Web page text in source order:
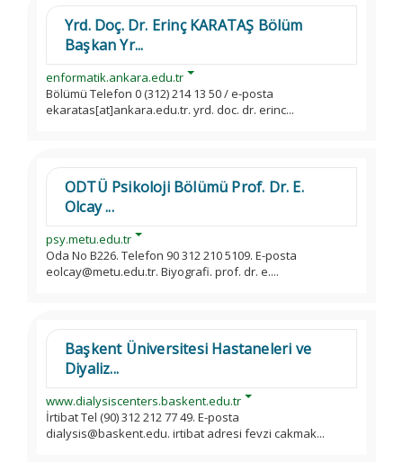
Yrd. Doç. Dr. Erinç KARATAŞ Bölüm
Başkan Yr...
enformatik.ankara.edu.tr
Bölümü Telefon 0 (312) 214 13 50 / e-posta
ekaratas[at]ankara.edu.tr. yrd. doc. dr. erinc...
ODTÜ Psikoloji Bölümü Prof. Dr. E.
Olcay ...
psy.metu.edu.tr
Oda No B226. Telefon 90 312 210 5109. E-posta
eolcay@metu.edu.tr. Biyografi. prof. dr. e....
Başkent Üniversitesi Hastaneleri ve
Diyaliz...
www.dialysiscenters.baskent.edu.tr
İrtibat Tel (90) 312 212 77 49. E-posta
dialysis@baskent.edu. irtibat adresi fevzi cakmak...